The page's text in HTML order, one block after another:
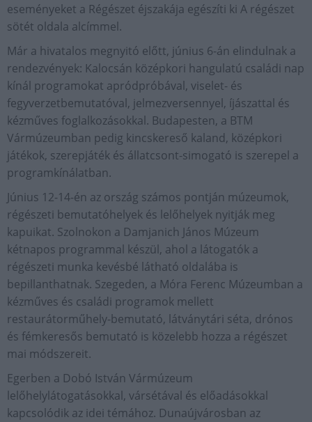
eseményeket a Régészet éjszakája egészíti ki A régészet
sötét oldala alcímmel.
Már a hivatalos megnyitó előtt, június 6-án elindulnak a
rendezvények: Kalocsán középkori hangulatú családi nap
kínál programokat apródpróbával, viselet- és
fegyverzetbemutatóval, jelmezversennyel, íjászattal és
kézműves foglalkozásokkal. Budapesten, a BTM
Vármúzeumban pedig kincskereső kaland, középkori
játékok, szerepjáték és állatcsont-simogató is szerepel a
programkínálatban.
Június 12-14-én az ország számos pontján múzeumok,
régészeti bemutatóhelyek és lelőhelyek nyitják meg
kapuikat. Szolnokon a Damjanich János Múzeum
kétnapos programmal készül, ahol a látogatók a
régészeti munka kevésbé látható oldalába is
bepillanthatnak. Szegeden, a Móra Ferenc Múzeumban a
kézműves és családi programok mellett
restaurátorműhely-bemutató, látványtári séta, drónos
és fémkeresős bemutató is közelebb hozza a régészet
mai módszereit.
Egerben a Dobó István Vármúzeum
lelőhelylátogatásokkal, vársétával és előadásokkal
kapcsolódik az idei témához. Dunaújvárosban az